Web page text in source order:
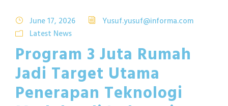
June 17, 2026
Yusuf.yusuf@informa.com
Latest News
Program 3 Juta Rumah
Jadi Target Utama
Penerapan Teknologi